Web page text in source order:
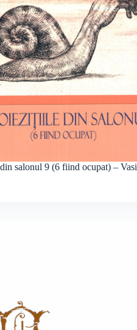
salonul 9 (6 fiind ocupat) –